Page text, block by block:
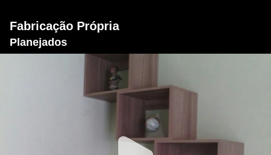
Fabricação Própria
Planejados